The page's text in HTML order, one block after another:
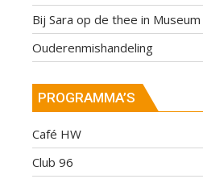
Bij Sara op de thee in
Ouderenmishandeling
PROGRAMMA’S
Café HW
Club 96